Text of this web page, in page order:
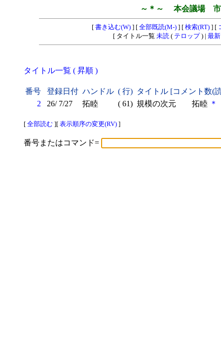
～＊～ 本会議場 市
[ 書き込む(W)] [ 全部既読(M-)] [ 検索(RT)] [
[ タイトル一覧 未読( テロップ) | 最新
タイトル一覧 ( 昇順 )
番号 登録日付 ハンドル ( 行) タイトル [コメント数(
2
26/ 7/27 拓睦 ( 61) 規模の次元 拓睦 ＊
[ 全部読む ][ 表示順序の変更(RV) ]
番号またはコマンド=